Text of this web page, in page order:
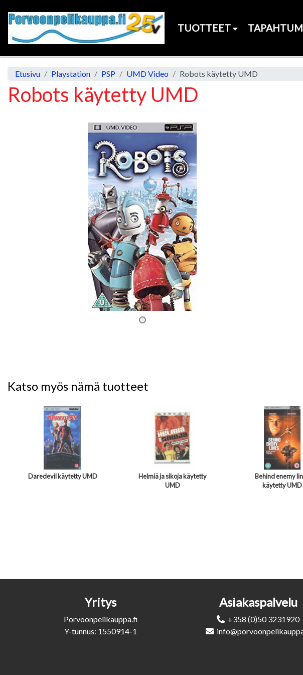
TUOTTEET
Etusivu Playstation PSP UMD Video Robots käytetty UMD
Robots käytetty UMD
Katso myös nämä tuotteet
Daredevil käytetty UMD
Helmiä ja sikoja käytetty
UMD
Behind enemy
käytetty UMD
Yritys
Porvoonpelikauppa.fi
Y-tunnus: 1550914-1
Asiakaspalvelu
+358 (0)50 3231920